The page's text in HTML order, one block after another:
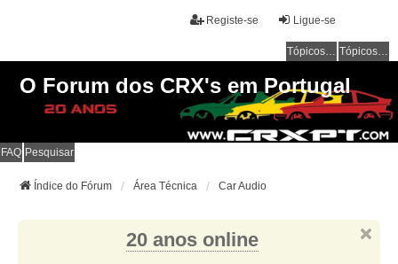
Ligue-se
Registe-se
Tópicos sem resposta Tópicos ativos
O Forum dos CRX's em Portugal
FAQ Pesquisar
Índice do Fórum Área Técnica Car Audio
20 anos online